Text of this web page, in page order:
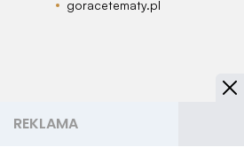
goracetematy.pl